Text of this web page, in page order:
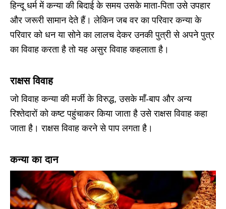
हिन्दू धर्म में कन्या की बिदाई के समय उसके माता-पिता उसे उपहार
और जरूरी सामान देते हैं। लेकिन जब वर का परिवार कन्या के
परिवार को धन या सोने का लालच देकर उनकी पुत्री से अपने पुत्र
का विवाह करता है तो यह असुर विवाह कहलाता है।
राक्षस विवाह
जो विवाह कन्या की मर्जी के विरुद्ध, उसके माँ-बाप और अन्य
रिश्तेदारों को कष्ट पहुंचाकर किया जाता है उसे राक्षस विवाह कहा
जाता है। राक्षस विवाह करने से पाप लगता है।
कन्या का दान